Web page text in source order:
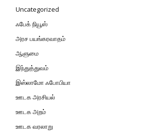
Uncategorized
ஃபேக் நியூஸ்
அரச பயங்கரவாதம்
ஆளுமை
இந்துத்துவம்
இஸ்லாமோ ஃபோபியா
ஊடக அரசியல்
ஊடக அறம்
ஊடக வரலாறு